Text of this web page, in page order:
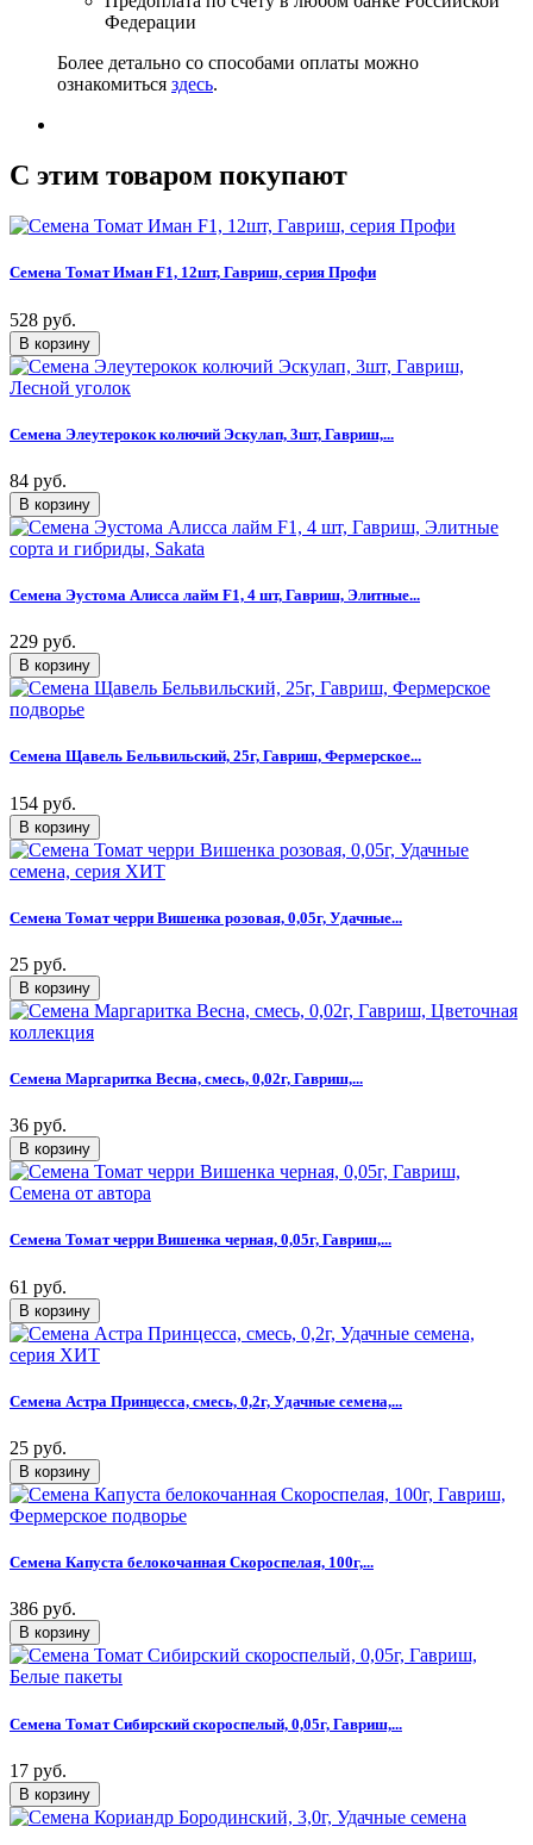
Федерации
Более детально со способами оплаты можно
ознакомиться здесь.
C этим товаром покупают
Семена Томат Иман F1, 12шт, Гавриш, серия Профи
528 руб.
Семена Элеутерокок колючий Эскулап, 3шт, Гавриш,...
84 руб.
Семена Эустома Алисса лайм F1, 4 шт, Гавриш, Элитные...
229 руб.
Семена Щавель Бельвильский, 25г, Гавриш, Фермерское...
154 руб.
Семена Томат черри Вишенка розовая, 0,05г, Удачные...
25 руб.
Семена Маргаритка Весна, смесь, 0,02г, Гавриш,...
36 руб.
Семена Томат черри Вишенка черная, 0,05г, Гавриш,...
61 руб.
Семена Астра Принцесса, смесь, 0,2г, Удачные семена,...
25 руб.
Семена Капуста белокочанная Скороспелая, 100г,...
386 руб.
Семена Томат Сибирский скороспелый, 0,05г, Гавриш,...
17 руб.